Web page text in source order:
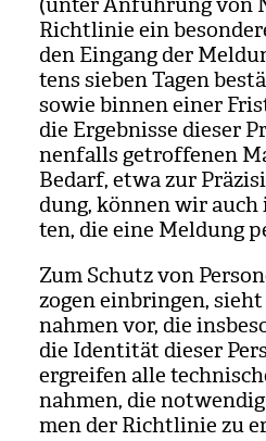
Richt­li­nie ein
den Ein­gang der
tens sie­ben Tagen
sowie bin­nen einer
die Ergeb­nisse die­ser
nen­falls getrof­fe­nen
Bedarf, etwa zur
dung, kön­nen wir
ten, die eine Mel­dung
Zum Schutz von
zo­gen ein­brin­gen,
nah­men vor, die
die Iden­ti­tät die­ser
ergrei­fen alle
nah­men, die
men der Richt­li­nie zu